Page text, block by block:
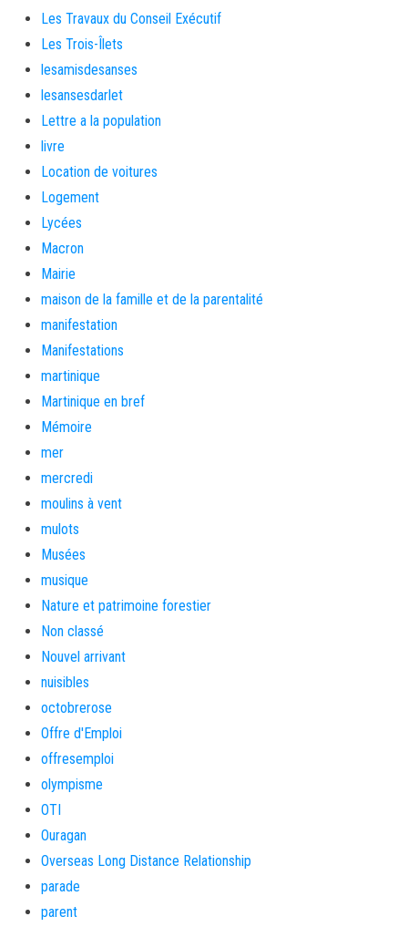
Les Travaux du Conseil Exécutif
Les Trois-Îlets
lesamisdesanses
lesansesdarlet
Lettre a la population
livre
Location de voitures
Logement
Lycées
Macron
Mairie
maison de la famille et de la parentalité
manifestation
Manifestations
martinique
Martinique en bref
Mémoire
mer
mercredi
moulins à vent
mulots
Musées
musique
Nature et patrimoine forestier
Non classé
Nouvel arrivant
nuisibles
octobrerose
Offre d'Emploi
offresemploi
olympisme
OTI
Ouragan
Overseas Long Distance Relationship
parade
parent